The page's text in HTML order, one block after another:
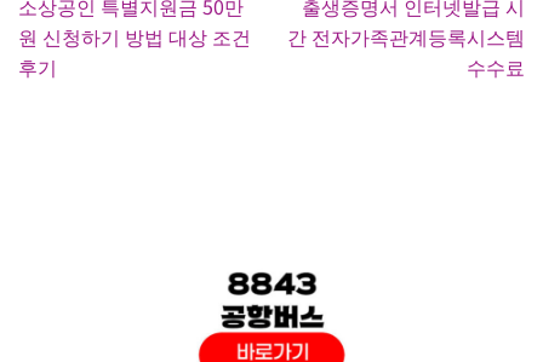
소상공인 특별지원금 50만
원 신청하기 방법 대상 조건
후기
출생증명서 인터넷발급 시
간 전자가족관계등록시스템
수수료